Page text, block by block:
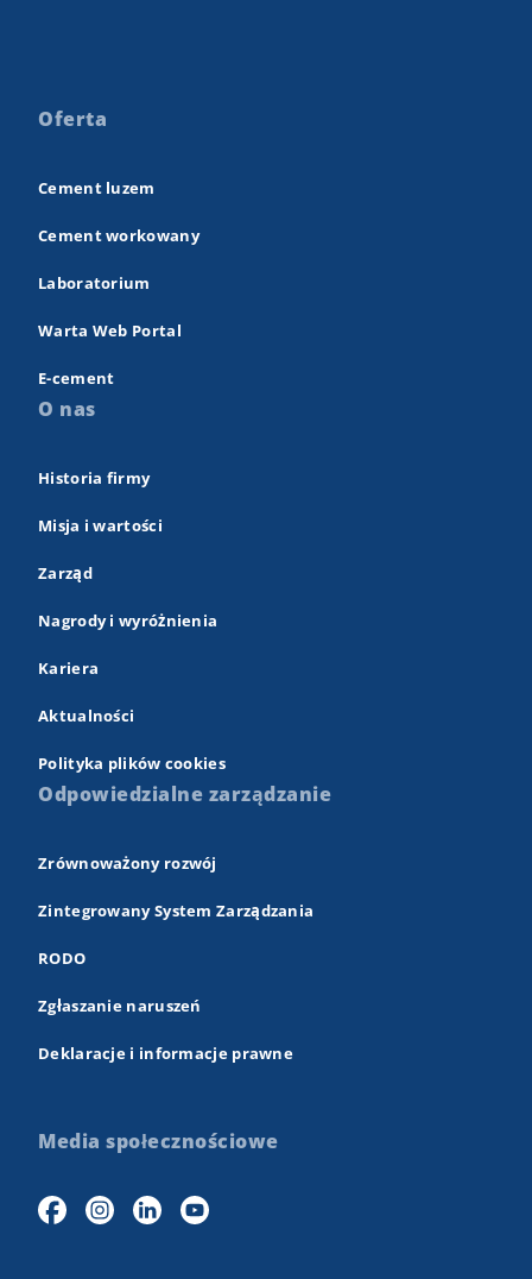
Oferta
Cement luzem
Cement workowany
Laboratorium
Warta Web Portal
E-cement
O nas
Historia firmy
Misja i wartości
Zarząd
Nagrody i wyróżnienia
Kariera
Aktualności
Polityka plików cookies
Odpowiedzialne zarządzanie
Zrównoważony rozwój
Zintegrowany System Zarządzania
RODO
Zgłaszanie naruszeń
Deklaracje i informacje prawne
Media społecznościowe